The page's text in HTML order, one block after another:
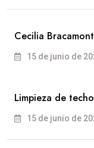
Cecilia
15 de junio de
Limpieza de
15 de junio de